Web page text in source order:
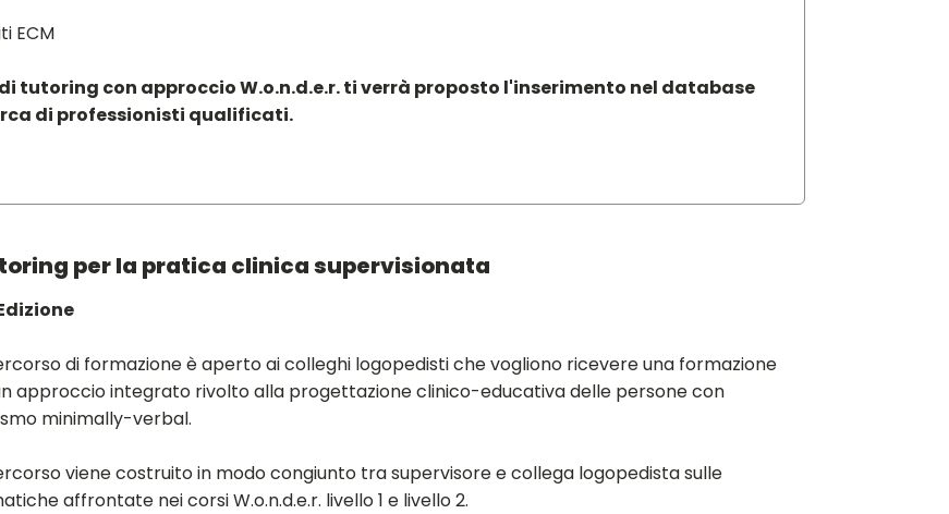
ECM
tutoring con approccio W.o.n.d.e.r. ti verrà proposto l'inserimento nel database
di professionisti qualificati.
per la pratica clinica supervisionata
di formazione è aperto ai colleghi logopedisti che vogliono ricevere una formazione
approccio integrato rivolto alla progettazione clinico-educativa delle persone con
minimally-verbal.
viene costruito in modo congiunto tra supervisore e collega logopedista sulle
affrontate nei corsi W.o.n.d.e.r. livello 1 e livello 2.